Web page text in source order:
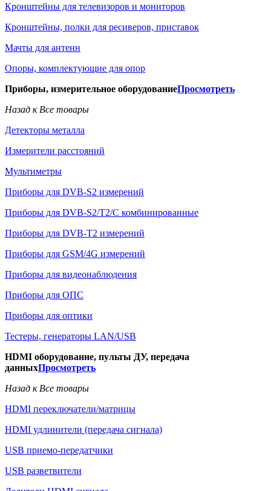
Кронштейны для телевизоров и мониторов
Кронштейны, полки для ресиверов, приставок
Мачты для антенн
Опоры, комплектующие для опор
Приборы, измерительное оборудованиеПросмотреть
Назад к Все товары
Детекторы металла
Измерители расстояний
Мультиметры
Приборы для DVB-S2 измерений
Приборы для DVB-S2/T2/C комбинированные
Приборы для DVB-T2 измерений
Приборы для GSM/4G измерений
Приборы для видеонаблюдения
Приборы для ОПС
Приборы для оптики
Тестеры, генераторы LAN/USB
HDMI оборудование, пульты ДУ, передача
данныхПросмотреть
Назад к Все товары
HDMI переключатели/матрицы
HDMI удлинители (передача сигнала)
USB приемо-передатчики
USB разветвители